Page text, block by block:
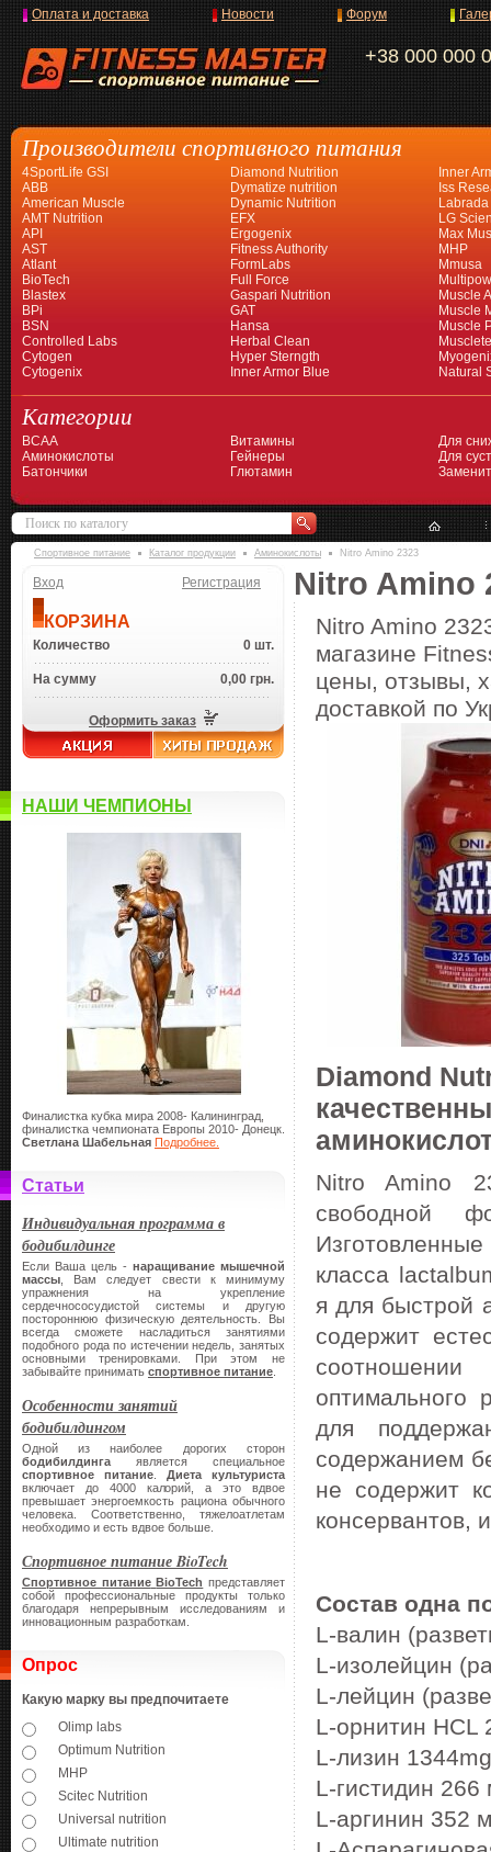
+38 000 000
Оплата и доставка Новости Форум
Производители спортивного питания
4SportLife GSI
ABB
American Muscle
AMT Nutrition
API
AST
Atlant
BioTech
Blastex
BPi
BSN
Controlled Labs
Cytogen
Cytogenix
Diamond Nutrition
Dymatize nutrition
Dynamic Nutrition
EFX
Ergogenix
Fitness Authority
FormLabs
Full Force
Gaspari Nutrition
GAT
Hansa
Herbal Clean
Hyper Sterngth
Inner Armor Blue
Inner
Iss
Labrada
LG
Max
MHP
Mmusa
Muscle
Muscle
Muscle
Natural
Категории
BCAA
Аминокислоты
Батончики
Витамины
Гейнеры
Глютамин
Для
Для
Спортивное питание Каталог продукции Аминокислоты Nitro Amino 2323
Вход Регистрация
КОРЗИНА
Количество 0 шт.
На сумму 0,00 грн.
Оформить заказ
НАШИ ЧЕМПИОНЫ
Финалистка кубка мира 2008- Калининград,
финалистка чемпионата Европы 2010- Донецк.
Светлана Шабельная Подробнее.
Статьи
Индивидуальная программа в
бодибилдинге
Если Ваша цель - наращивание мышечной
массы , Вам следует свести к минимуму
упражнения на укрепление
сердечнососудистой системы и другую
постороннюю физическую деятельность. Вы
всегда сможете насладиться занятиями
подобного рода по истечении недель, занятых
основными тренировками. При этом не
забывайте принимать спортивное питание
Особенности занятий
бодибилдингом
Одной из наиболее дорогих сторон
бодибилдинга является специальное
спортивное питание
Диета культуриста
включает до 4000 калорий, а это вдвое
превышает энергоемкость рациона обычного
человека. Соответственно, тяжелоатлетам
необходимо и есть вдвое больше.
Спортивное питание BioTech
Спортивное питание BioTech представляет
собой профессиональные продукты только
благодаря непрерывным исследованиям и
инновационным разработкам.
Опрос
Какую марку вы предпочитаете
Olimp labs
Optimum Nutrition
MHP
Scitec Nutrition
Universal nutrition
Ultimate nutrition
Nitro Amino
Nitro Amino
магазине
цены, отзывы,
доставкой по
Diamond
Nitro Amino
свободной
класса l
я для быстрой
содержит
для
содержанием
не содержит
консервантов,
Состав одна
L-валин
L-изолейцин
L-лейцин
L-орнитин HCL
L-лизин 1344mg
L-гистидин 266
L-аргинин 352